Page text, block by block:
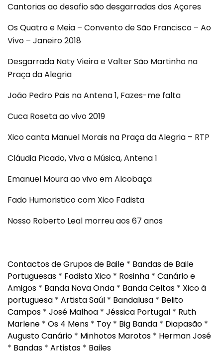
Cantorias ao desafio são desgarradas dos Açores
Os Quatro e Meia – Convento de São Francisco – Ao
Vivo – Janeiro 2018
Desgarrada Naty Vieira e Valter São Martinho na
Praça da Alegria
João Pedro Pais na Antena 1, Fazes-me falta
Cuca Roseta ao vivo 2019
Xico canta Manuel Morais na Praça da Alegria – RTP
Cláudia Picado, Viva a Música, Antena 1
Emanuel Moura ao vivo em Alcobaça
Fado Humoristico com Xico Fadista
Nosso Roberto Leal morreu aos 67 anos
Contactos de Grupos de Baile * Bandas de Baile
Portuguesas * Fadista Xico * Rosinha * Canário e
Amigos * Banda Nova Onda * Banda Celtas * Xico à
portuguesa * Artista Saúl * Bandalusa * Belito
Campos * José Malhoa * Jéssica Portugal * Ruth
Marlene * Os 4 Mens * Toy * Big Banda * Diapasão *
Augusto Canário * Minhotos Marotos * Herman José
* Bandas * Artistas * Bailes